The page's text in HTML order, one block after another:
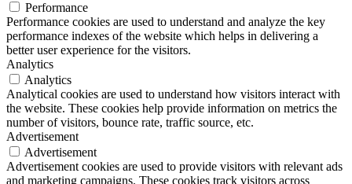
Performance
Performance cookies are used to understand and analyze the key
performance indexes of the website which helps in delivering a
better user experience for the visitors.
Analytics
Analytics
Analytical cookies are used to understand how visitors interact with
the website. These cookies help provide information on metrics the
number of visitors, bounce rate, traffic source, etc.
Advertisement
Advertisement
Advertisement cookies are used to provide visitors with relevant ads
and marketing campaigns. These cookies track visitors across